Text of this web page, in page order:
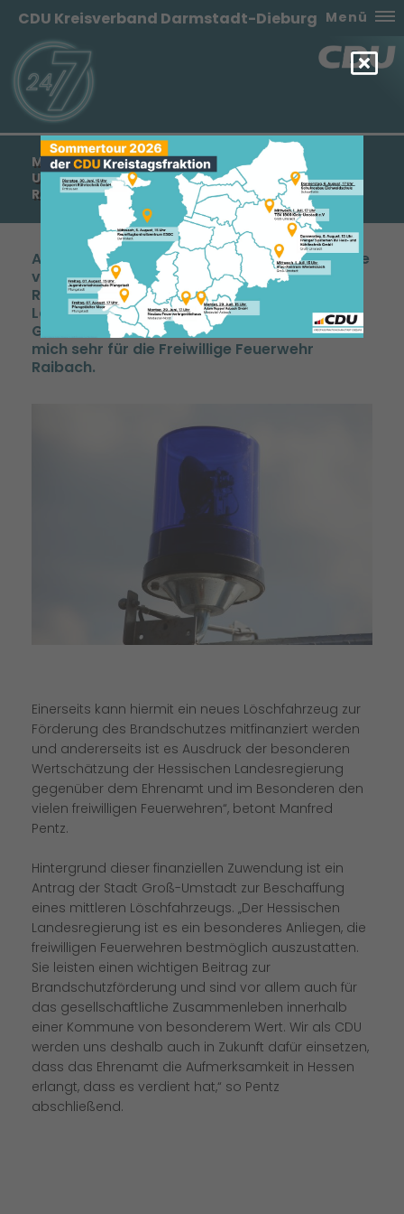
CDU Kreisverband Darmstadt-Dieburg Menü
MANFRED PENTZ: HESSISCHE LANDESREGIERUNG
UNTERSTÜTZT DIE FREIWILLIGE FEUERWEHR
RAIBACH MIT 28.500 EURO
Anlässlich der finanziellen Zuwendung in Höhe
von 28.500 Euro für die freiwillige Feuerwehr
Raibach erklärt der örtliche
Landtagsabgeordnete und hessische CDU-
Generalsekretär Manfred Pentz: „Ich freue
mich sehr für die Freiwillige Feuerwehr
Raibach.
Einerseits kann hiermit ein neues Löschfahrzeug zur
Förderung des Brandschutzes mitfinanziert werden
und andererseits ist es Ausdruck der besonderen
Wertschätzung der Hessischen Landesregierung
gegenüber dem Ehrenamt und im Besonderen den
vielen freiwilligen Feuerwehren“, betont Manfred
Pentz.
Hintergrund dieser finanziellen Zuwendung ist ein
Antrag der Stadt Groß-Umstadt zur Beschaffung
eines mittleren Löschfahrzeugs. „Der Hessischen
Landesregierung ist es ein besonderes Anliegen, die
freiwilligen Feuerwehren bestmöglich auszustatten.
Sie leisten einen wichtigen Beitrag zur
Brandschutzförderung und sind vor allem auch für
das gesellschaftliche Zusammenleben innerhalb
einer Kommune von besonderem Wert. Wir als CDU
werden uns deshalb auch in Zukunft dafür einsetzen,
dass das Ehrenamt die Aufmerksamkeit in Hessen
erlangt, dass es verdient hat,“ so Pentz
abschließend.